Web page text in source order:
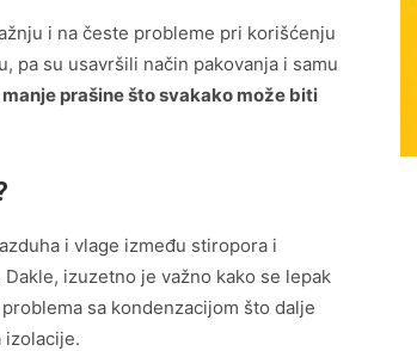
i na česte probleme pri korišćenju
pa su usavršili način pakovanja i samu
prašine što svakako može biti
i vlage između stiropora i
Dakle, izuzetno je važno kako se lepak
sa kondenzacijom što dalje
izolacije.